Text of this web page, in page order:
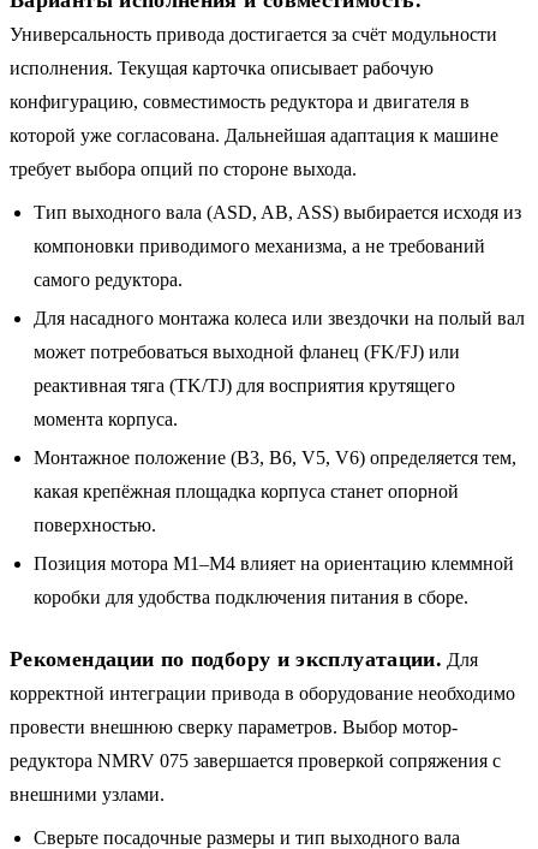
Универсальность привода достигается за счёт модульности
исполнения. Текущая карточка описывает рабочую
конфигурацию, совместимость редуктора и двигателя в
которой уже согласована. Дальнейшая адаптация к машине
требует выбора опций по стороне выхода.
Тип выходного вала (ASD, AB, ASS) выбирается исходя из
компоновки приводимого механизма, а не требований
самого редуктора.
Для насадного монтажа колеса или звездочки на полый вал
может потребоваться выходной фланец (FK/FJ) или
реактивная тяга (TK/TJ) для восприятия крутящего
момента корпуса.
Монтажное положение (B3, B6, V5, V6) определяется тем,
какая крепёжная площадка корпуса станет опорной
поверхностью.
Позиция мотора M1–M4 влияет на ориентацию клеммной
коробки для удобства подключения питания в сборе.
Рекомендации по подбору и эксплуатации. Для
корректной интеграции привода в оборудование необходимо
провести внешнюю сверку параметров. Выбор мотор-
редуктора NMRV 075 завершается проверкой сопряжения с
внешними узлами.
Сверьте посадочные размеры и тип выходного вала